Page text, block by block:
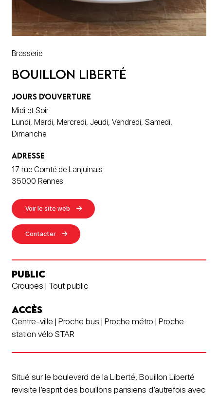
Brasserie
Bouillon Liberté
JOURS D'OUVERTURE
Midi et Soir
Lundi, Mardi, Mercredi, Jeudi, Vendredi, Samedi,
Dimanche
ADRESSE
17 rue Comté de Lanjuinais
35000 Rennes
Voir le site web
Contacter
PUBLIC
Groupes | Tout public
ACCÈS
Centre-ville | Proche bus | Proche métro | Proche
station vélo STAR
Situé sur le boulevard de la Liberté, Bouillon Liberté
revisite l’esprit des bouillons parisiens d’autrefois avec